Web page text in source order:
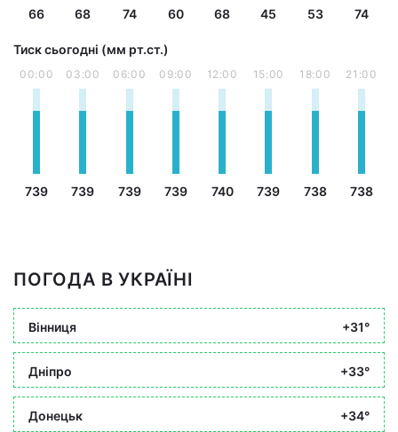
66 68 74 60 68 45 53 74
Тиск сьогодні (мм рт.ст.)
00:00
739
03:00
739
06:00
739
09:00
739
12:00
740
15:00
739
18:00
738
21:00
738
ПОГОДА В УКРАЇНІ
Вінниця +31°
Дніпро +33°
Донецьк +34°